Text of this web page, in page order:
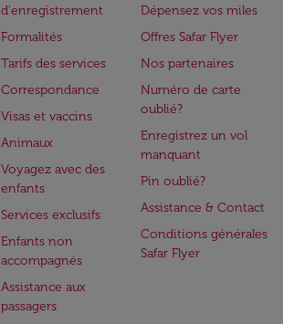
d'enregistrement
Formalités
Tarifs des services
Correspondance
Visas et vaccins
Animaux
Voyagez avec des
enfants
Services exclusifs
Enfants non
accompagnés
Assistance aux
passagers
Dépensez vos miles
Offres Safar Flyer
Nos partenaires
Numéro de carte
oublié?
Enregistrez un vol
manquant
Pin oublié?
Assistance & Contact
Conditions générales
Safar Flyer